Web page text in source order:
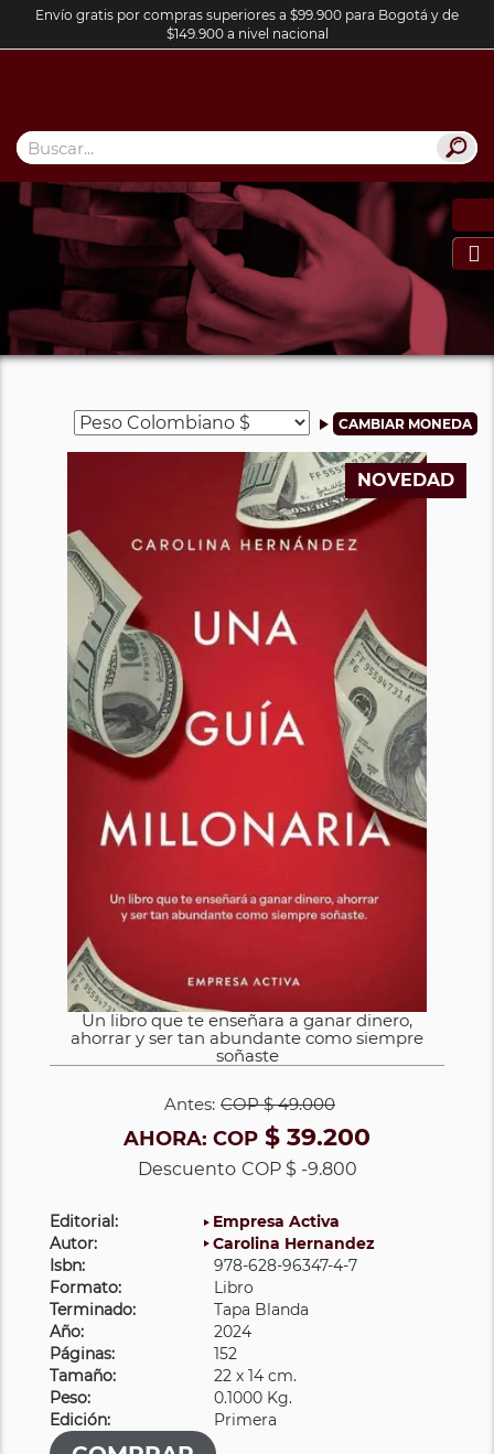
Envío gratis por compras superiores a $99.900 para Bogotá y de
$149.900 a nivel nacional

NOVEDAD
Un libro que te enseñara a ganar dinero,
ahorrar y ser tan abundante como siempre
soñaste
Antes: COP$ 49.000
AHORA: COP $ 39.200
Descuento COP $ -9.800
Editorial:
Empresa Activa
Autor:
Carolina Hernandez
Isbn:
978-628-96347-4-7
Formato:
Libro
Terminado:
Tapa Blanda
Año:
2024
Páginas:
152
Tamaño:
22 x 14 cm.
Peso:
0.1000 Kg.
Edición:
Primera